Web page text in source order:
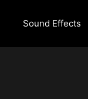
Sound Effects